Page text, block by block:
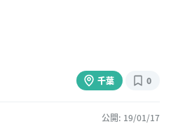
千葉 0
公開: 19/01/17